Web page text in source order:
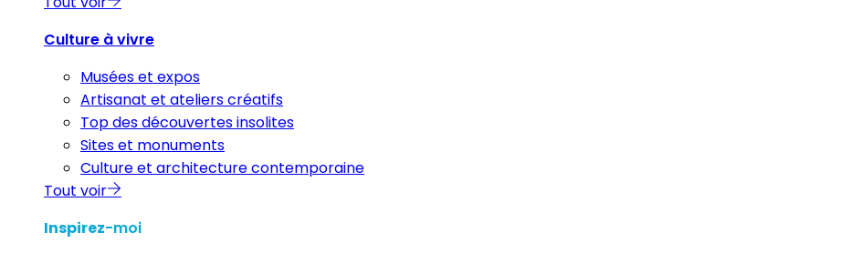
Culture à vivre
Musées et expos
Artisanat et ateliers créatifs
Top des découvertes insolites
Sites et monuments
Culture et architecture contemporaine
Tout voir
Inspirez-moi